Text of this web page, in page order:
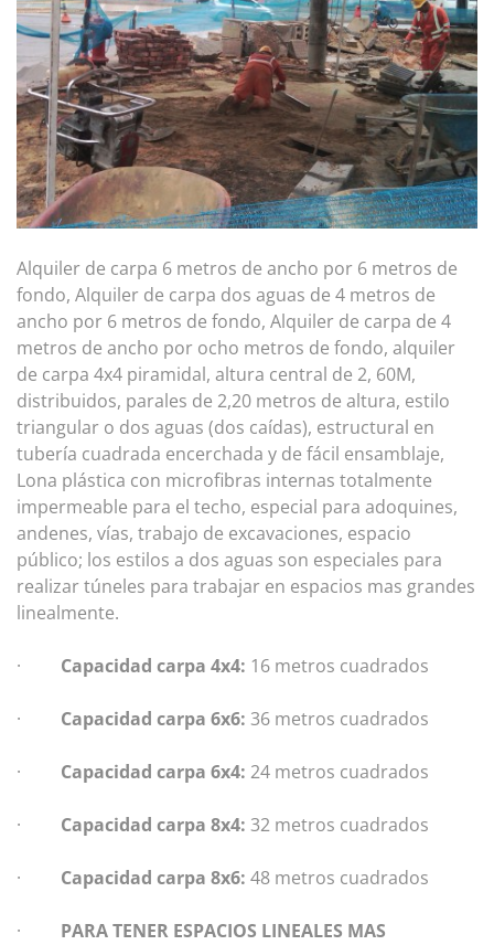
Alquiler de carpa 6 metros de ancho por 6 metros de
fondo, Alquiler de carpa dos aguas de 4 metros de
ancho por 6 metros de fondo, Alquiler de carpa de 4
metros de ancho por ocho metros de fondo, alquiler
de carpa 4x4 piramidal, altura central de 2, 60M,
distribuidos, parales de 2,20 metros de altura, estilo
triangular o dos aguas (dos caídas), estructural en
tubería cuadrada encerchada y de fácil ensamblaje,
Lona plástica con microfibras internas totalmente
impermeable para el techo, especial para adoquines,
andenes, vías, trabajo de excavaciones, espacio
público; los estilos a dos aguas son especiales para
realizar túneles para trabajar en espacios mas grandes
linealmente.
· Capacidad carpa 4x4: 16 metros cuadrados
· Capacidad carpa 6x6: 36 metros cuadrados
· Capacidad carpa 6x4: 24 metros cuadrados
· Capacidad carpa 8x4: 32 metros cuadrados
· Capacidad carpa 8x6: 48 metros cuadrados
· PARA TENER ESPACIOS LINEALES MAS